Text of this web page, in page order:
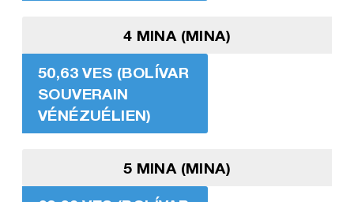
4 MINA (MINA)
50,63 VES (BOLÍVAR
SOUVERAIN
VÉNÉZUÉLIEN)
5 MINA (MINA)